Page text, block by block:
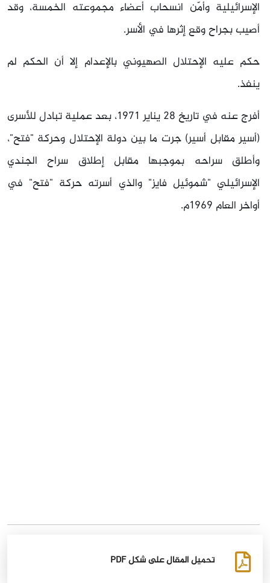
الإسرائيلية وأمّن انسحاب أعضاء مجموعته الخمسة، وقد
أصيب بجراح وقع إثرها في الأسر.
حكم عليه الإحتلال الصهيوني بالإعدام إلا أن الحكم لم
ينفذ.
أفرج عنه في تاريخ 28 يناير 1971، بعد عملية تبادل للأسرى
(أسير مقابل أسير) جرت ما بين دولة الإحتلال وحركة "فتح"،
وأطلق سراحه بموجبها مقابل إطلاق سراح الجندي
الإسرائيلي "شموئيل فايز" والذي أسرته حركة "فتح" في
أواخر العام 1969م.
تحميل المقال على شكل PDF